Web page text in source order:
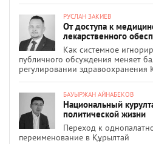
РУСЛАН ЗАКИЕВ
От доступа к
лекарственного
Как системное
публичного обсуждения меняет
регулировании здравоохранения
БАУЫРЖАН АЙНАБЕКОВ
Национальный
политической жизни
Переход к
переименование в Құрылтай